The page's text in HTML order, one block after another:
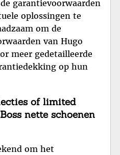
garantievoorwaarden
oplossingen te
om de
van Hugo
meer gedetailleerde
op hun
of limited
nette schoenen
om het